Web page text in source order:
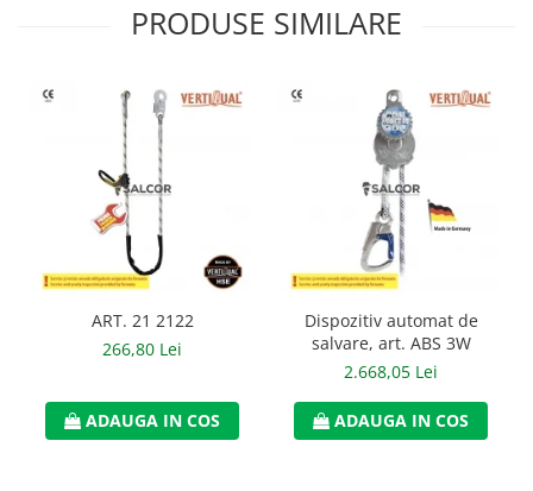
Protectie vizuala
Viziere de protectie
Semnalizare rutiera
PRODUSE SIMILARE
ART. 21 2122
266,80 Lei
ADAUGA IN COS
Dispozitiv automat de
salvare, art. ABS 3W
2.668,05 Lei
ADAUGA IN COS